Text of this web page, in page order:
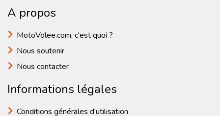
A propos
MotoVolee.com, c'est quoi ?
Nous soutenir
Nous contacter
Informations légales
Conditions générales d'utilisation